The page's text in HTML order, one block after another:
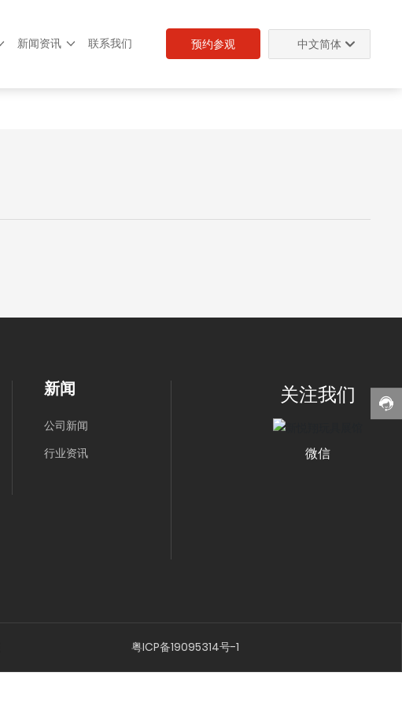
新闻资讯 联系我们 预约参观
中文简体
新闻
公司新闻
行业资讯
关注我们
微信
粤ICP备19095314号-1